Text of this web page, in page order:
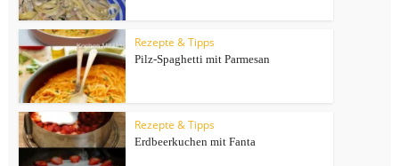
Rezepte & Tipps
Pilz-Spaghetti mit Parmesan
Rezepte & Tipps
Erdbeerkuchen mit Fanta